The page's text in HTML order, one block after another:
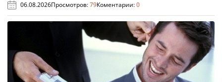
06.08.2026Просмотров:79Коментарии:0